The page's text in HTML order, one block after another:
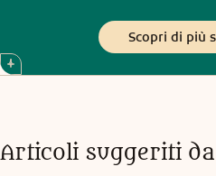
guarigione e
Scopri di più
Articoli suggeriti